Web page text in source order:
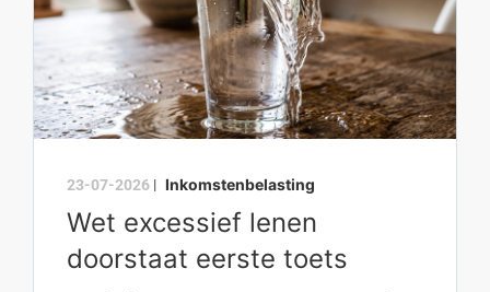
23-07-2026 | Inkomstenbelasting
Wet excessief lenen
doorstaat eerste toets